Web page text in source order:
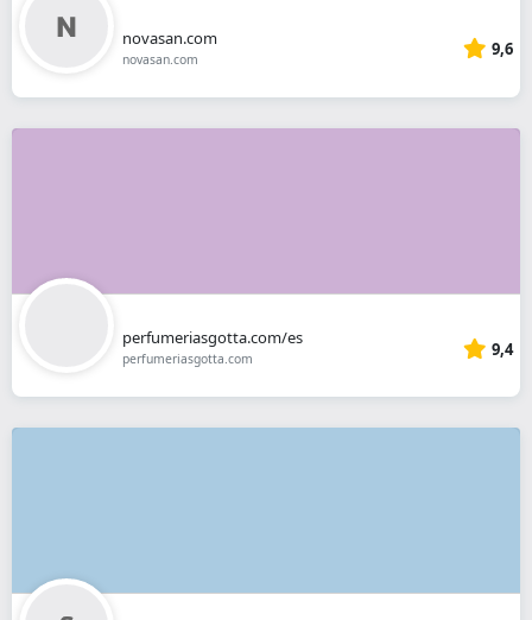
novasan.com
novasan.com 9,6
perfumeriasgotta.com/es
perfumeriasgotta.com 9,4